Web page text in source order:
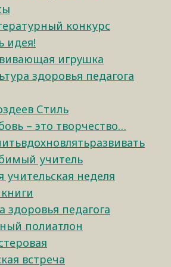
конкурс
идея!
игрушка
здоровья педагога
Стиль
– это творчество…
учитель
учительская неделя
здоровья педагога
полиатлон
встреча